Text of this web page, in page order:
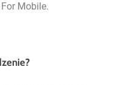
For Mobile.